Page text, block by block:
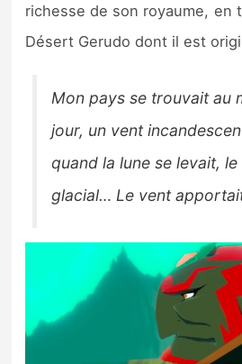
richesse de son royaume, en
Désert Gerudo dont il est
Mon pays se trouvait au
jour, un vent
quand la lune se levait,
glacial… Le vent